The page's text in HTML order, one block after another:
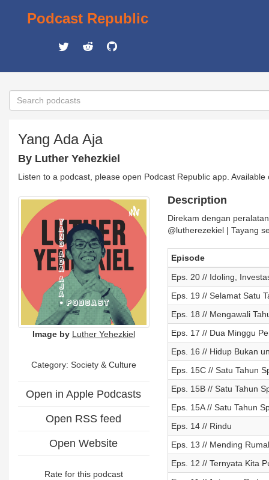
Podcast Republic
Yang Ada Aja
By Luther Yehezkiel
Listen to a podcast, please open Podcast Republic app.
Image by Luther Yehezkiel
Category: Society & Culture
Open in Apple Podcasts
Open RSS feed
Open Website
Rate for this podcast
Description
Direkam dengan
@lutherezekiel | Tayang
Episode
Eps. 20 // Idoling,
Eps. 19 // Selamat Satu
Eps. 18 // Mengawali
Eps. 17 // Dua Minggu
Eps. 16 // Hidup Bukan
Eps. 15C // Satu Tahun
Eps. 15B // Satu Tahun
Eps. 15A // Satu Tahun
Eps. 14 // Rindu
Eps. 13 // Mending
Eps. 12 // Ternyata Kita